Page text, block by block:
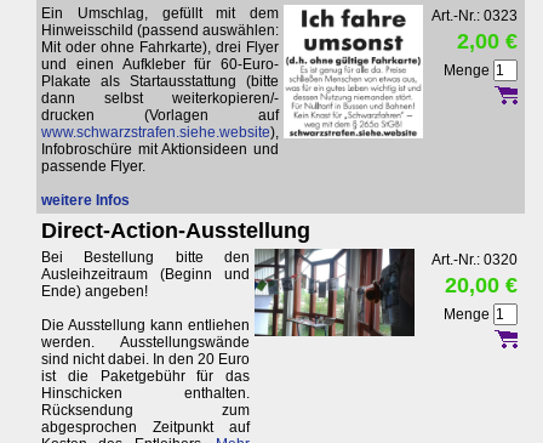
Ein Umschlag, gefüllt mit dem
Hinweisschild (passend auswählen:
Mit oder ohne Fahrkarte), drei Flyer
und einen Aufkleber für 60-Euro-
Plakate als Startausstattung (bitte
dann selbst weiterkopieren/-
drucken (Vorlagen auf
www.schwarzstrafen.siehe.website),
Infobroschüre mit Aktionsideen und
passende Flyer.
weitere Infos
Art.-Nr.: 0323
2,00 €
Menge
Direct-Action-Ausstellung
Bei Bestellung bitte den
Ausleihzeitraum (Beginn und
Ende) angeben!
Die Ausstellung kann entliehen
werden. Ausstellungswände
sind nicht dabei. In den 20 Euro
ist die Paketgebühr für das
Hinschicken enthalten.
Rücksendung zum
abgesprochen Zeitpunkt auf
Art.-Nr.: 0320
20,00 €
Menge